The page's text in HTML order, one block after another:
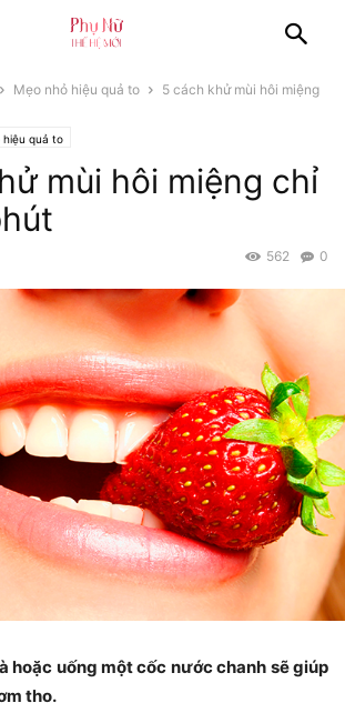
Mẹo nhỏ hiệu quả to
5 cách khử mùi hôi miệng
hiệu quả to
mùi hôi miệng chỉ
0
562
hoặc uống một cốc nước chanh sẽ giúp
tho.